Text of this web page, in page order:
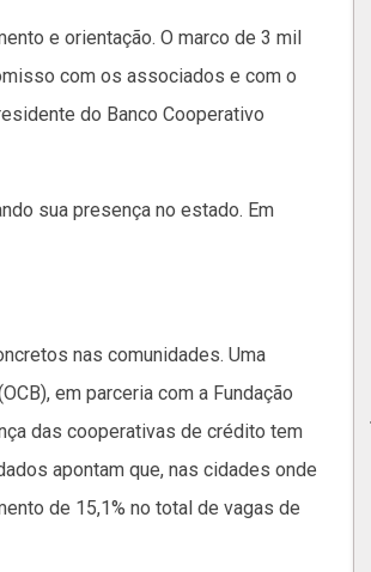
e orientação. O marco de 3 mil
com os associados e com o
do Banco Cooperativo
sua presença no estado. Em
nas comunidades. Uma
em parceria com a Fundação
das cooperativas de crédito tem
apontam que, nas cidades onde
de 15,1% no total de vagas de